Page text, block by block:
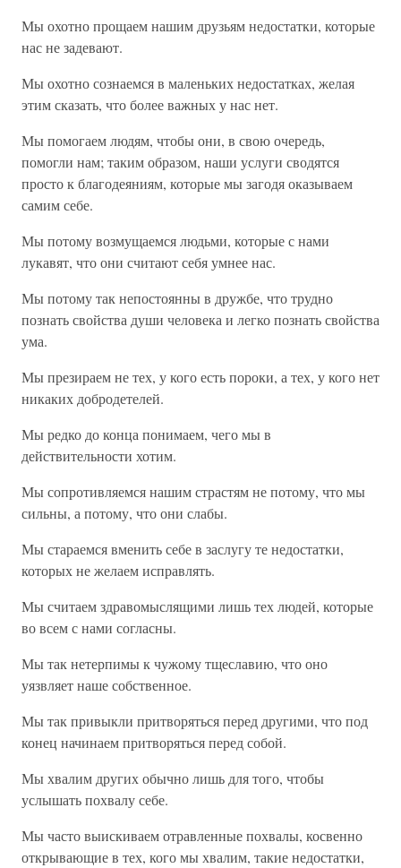
Мы охотно прощаем нашим друзьям недостатки, которые
нас не задевают.
Мы охотно сознаемся в маленьких недостатках, желая
этим сказать, что более важных у нас нет.
Мы помогаем людям, чтобы они, в свою очередь,
помогли нам; таким образом, наши услуги сводятся
просто к благодеяниям, которые мы загодя оказываем
самим себе.
Мы потому возмущаемся людьми, которые с нами
лукавят, что они считают себя умнее нас.
Мы потому так непостоянны в дружбе, что трудно
познать свойства души человека и легко познать свойства
ума.
Мы презираем не тех, у кого есть пороки, а тех, у кого нет
никаких добродетелей.
Мы редко до конца понимаем, чего мы в
действительности хотим.
Мы сопротивляемся нашим страстям не потому, что мы
сильны, а потому, что они слабы.
Мы стараемся вменить себе в заслугу те недостатки,
которых не желаем исправлять.
Мы считаем здравомыслящими лишь тех людей, которые
во всем с нами согласны.
Мы так нетерпимы к чужому тщеславию, что оно
уязвляет наше собственное.
Мы так привыкли притворяться перед другими, что под
конец начинаем притворяться перед собой.
Мы хвалим других обычно лишь для того, чтобы
услышать похвалу себе.
Мы часто выискиваем отравленные похвалы, косвенно
открывающие в тех, кого мы хвалим, такие недостатки,